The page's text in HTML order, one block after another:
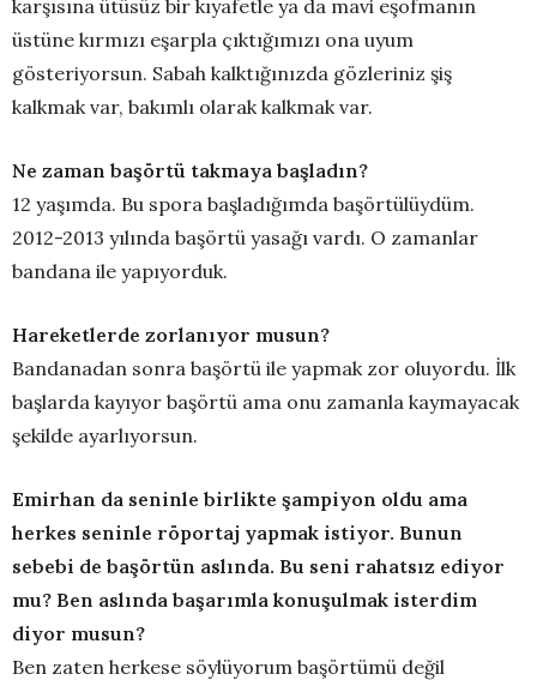
karşısına ütüsüz bir kıyafetle ya da mavi eşofmanın
üstüne kırmızı eşarpla çıktığımızı ona uyum
gösteriyorsun. Sabah kalktığınızda gözleriniz şiş
kalkmak var, bakımlı olarak kalkmak var.
Ne zaman başörtü takmaya başladın?
12 yaşımda. Bu spora başladığımda başörtülüydüm.
2012-2013 yılında başörtü yasağı vardı. O zamanlar
bandana ile yapıyorduk.
Hareketlerde zorlanıyor musun?
Bandanadan sonra başörtü ile yapmak zor oluyordu. İlk
başlarda kayıyor başörtü ama onu zamanla kaymayacak
şekilde ayarlıyorsun.
Emirhan da seninle birlikte şampiyon oldu ama
herkes seninle röportaj yapmak istiyor. Bunun
sebebi de başörtün aslında. Bu seni rahatsız ediyor
mu? Ben aslında başarımla konuşulmak isterdim
diyor musun?
Ben zaten herkese söylüyorum başörtümü değil